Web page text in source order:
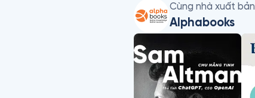
Cùng nhà xuất bản
Alphabooks